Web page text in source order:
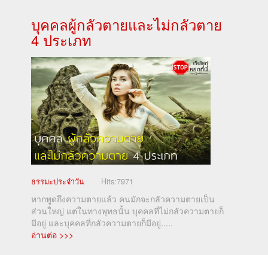
บุคคลผู้กลัวตายและไม่กลัวตาย
4 ประเภท
ธรรมะประจำวัน Hits:7971
หากพูดถึงความตายแล้ว คนมักจะกลัวความตายเป็น
ส่วนใหญ่ แต่ในทางพุทธนั้น บุคคลที่ไม่กลัวความตายก็
มีอยู่ และบุคคลที่กลัวความตายก็มีอยู่.....
อ่านต่อ >>>